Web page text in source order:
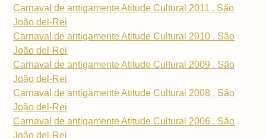
Carnaval de antigamente Atitude Cultural 2011 . São
João del-Rei
Carnaval de antigamente Atitude Cultural 2010 . São
João del-Rei
Carnaval de antigamente Atitude Cultural 2009 . São
João del-Rei
Carnaval de antigamente Atitude Cultural 2008 . São
João del-Rei
Carnaval de antigamente Atitude Cultural 2006 . São
João del-Rei